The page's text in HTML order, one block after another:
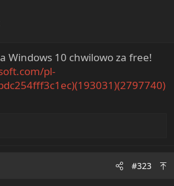
Windows 10 chwilowo za free!
pl-
#323